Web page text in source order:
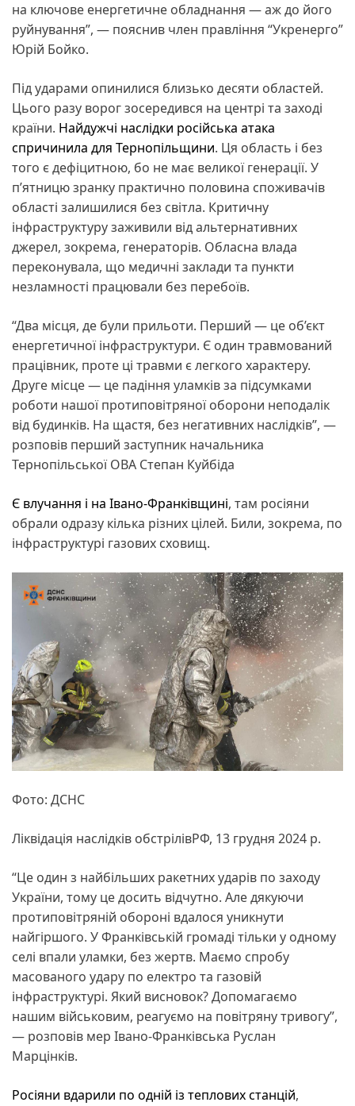
на ключове енергетичне обладнання — аж до його
руйнування”, — пояснив член правління “Укренерго”
Юрій Бойко.
Під ударами опинилися близько десяти областей.
Цього разу ворог зосередився на центрі та заході
країни. Найдужчі наслідки російська атака
спричинила для Тернопільщини. Ця область і без
того є дефіцитною, бо не має великої генерації. У
п’ятницю зранку практично половина споживачів
області залишилися без світла. Критичну
інфраструктуру заживили від альтернативних
джерел, зокрема, генераторів. Обласна влада
переконувала, що медичні заклади та пункти
незламності працювали без перебоїв.
“Два місця, де були прильоти. Перший — це об’єкт
енергетичної інфраструктури. Є один травмований
працівник, проте ці травми є легкого характеру.
Друге місце — це падіння уламків за підсумками
роботи нашої протиповітряної оборони неподалік
від будинків. На щастя, без негативних наслідків”, —
розповів перший заступник начальника
Тернопільської ОВА Степан Куйбіда
Є влучання і на Івано-Франківщині, там росіяни
обрали одразу кілька різних цілей. Били, зокрема, по
інфраструктурі газових сховищ.
Фото: ДСНС
Ліквідація наслідків обстрілівРФ, 13 грудня 2024 р.
“Це один з найбільших ракетних ударів по заходу
України, тому це досить відчутно. Але дякуючи
протиповітряній обороні вдалося уникнути
найгіршого. У Франківській громаді тільки у одному
селі впали уламки, без жертв. Маємо спробу
масованого удару по електро та газовій
інфраструктурі. Який висновок? Допомагаємо
нашим військовим, реагуємо на повітряну тривогу”,
— розповів мер Івано-Франківська Руслан
Марцінків.
Росіяни вдарили по одній із теплових станцій,